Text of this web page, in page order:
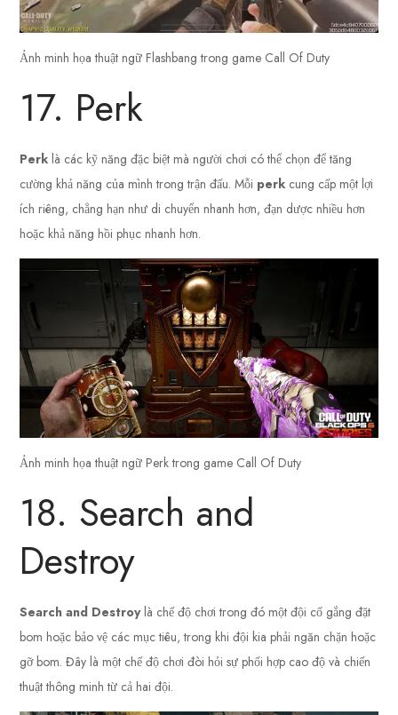
Ảnh minh họa thuật ngữ Flashbang trong game Call Of Duty
17. Perk
Perk là các kỹ năng đặc biệt mà người chơi có thể chọn để tăng
cường khả năng của mình trong trận đấu. Mỗi perk cung cấp một lợi
ích riêng, chẳng hạn như di chuyển nhanh hơn, đạn dược nhiều hơn
hoặc khả năng hồi phục nhanh hơn.
Ảnh minh họa thuật ngữ Perk trong game Call Of Duty
18. Search and
Destroy
Search and Destroylà chế độ chơi trong đó một đội cố gắng đặt
bom hoặc bảo vệ các mục tiêu, trong khi đội kia phải ngăn chặn hoặc
gỡ bom. Đây là một chế độ chơi đòi hỏi sự phối hợp cao độ và chiến
thuật thông minh từ cả hai đội.